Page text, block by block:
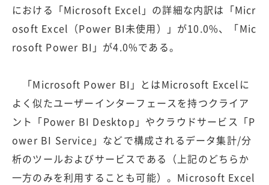
における「Microsoft Excel」の詳細な内訳は「Micr
osoft Excel（Power BI未使用）」が10.0%、「Mic
rosoft Power BI」が4.0%である。
「Microsoft Power BI」とはMicrosoft Excelに
よく似たユーザーインターフェースを持つクライア
ント「Power BI Desktop」やクラウドサービス「P
ower BI Service」などで構成されるデータ集計/分
析のツールおよびサービスである（上記のどちらか
一方のみを利用することも可能）。Microsoft Excel